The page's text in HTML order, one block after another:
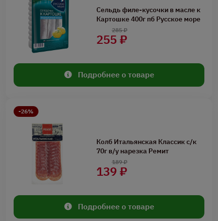
Сельдь филе-кусочки в масле к
Картошке 400г пб Русское море
255 ₽
285 ₽
Подробнее о товаре
-26%
Колб Итальянская Классик с/к
70г в/у нарезка Ремит
139 ₽
189 ₽
Подробнее о товаре